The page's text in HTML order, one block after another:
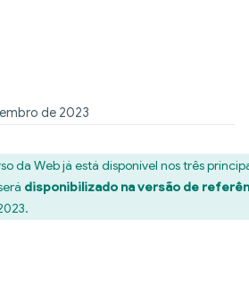
de 2023
da Web já está disponível nos três
disponibilizado na versão de